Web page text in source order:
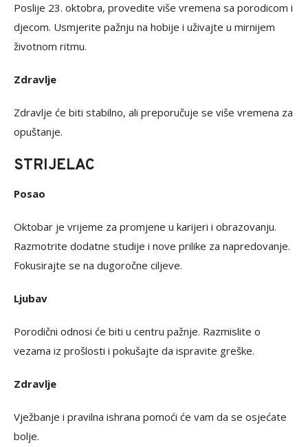
Poslije 23. oktobra, provedite više vremena sa porodicom i
djecom. Usmjerite pažnju na hobije i uživajte u mirnijem
životnom ritmu.
Zdravlje
Zdravlje će biti stabilno, ali preporučuje se više vremena za
opuštanje.
STRIJELAC
Posao
Oktobar je vrijeme za promjene u karijeri i obrazovanju.
Razmotrite dodatne studije i nove prilike za napredovanje.
Fokusirajte se na dugoročne ciljeve.
Ljubav
Porodični odnosi će biti u centru pažnje. Razmislite o
vezama iz prošlosti i pokušajte da ispravite greške.
Zdravlje
Vježbanje i pravilna ishrana pomoći će vam da se osjećate
bolje.